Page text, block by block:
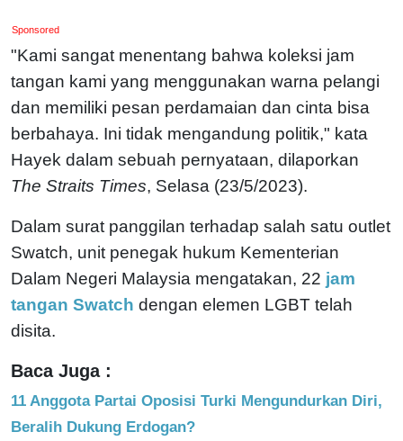
Sponsored
"Kami sangat menentang bahwa koleksi jam
tangan kami yang menggunakan warna pelangi
dan memiliki pesan perdamaian dan cinta bisa
berbahaya. Ini tidak mengandung politik," kata
Hayek dalam sebuah pernyataan, dilaporkan
The Straits Times, Selasa (23/5/2023).
Dalam surat panggilan terhadap salah satu outlet
Swatch, unit penegak hukum Kementerian
Dalam Negeri Malaysia mengatakan, 22 jam
tangan Swatch dengan elemen LGBT telah
disita.
Baca Juga :
11 Anggota Partai Oposisi Turki Mengundurkan Diri,
Beralih Dukung Erdogan?